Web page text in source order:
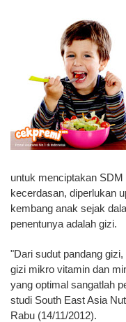
untuk menciptakan
kecerdasan, diperlukan
kembang anak sejak
penentunya adalah gizi.
"Dari sudut pandang
gizi mikro vitamin dan
yang optimal sangatlah
studi South East Asia
Rabu (14/11/2012).